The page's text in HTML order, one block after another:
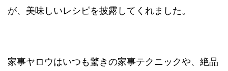
が、美味しいレシピを披露してくれました。
家事ヤロウはいつも驚きの家事テクニックや、絶品